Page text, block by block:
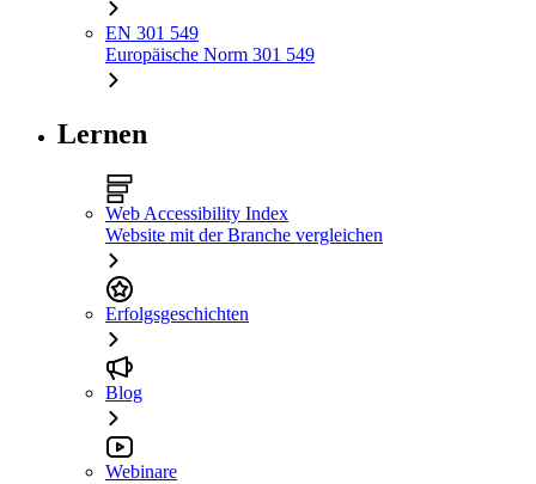
EN 301 549
Europäische Norm 301 549
Lernen
Web Accessibility Index
Website mit der Branche vergleichen
Erfolgsgeschichten
Blog
Webinare